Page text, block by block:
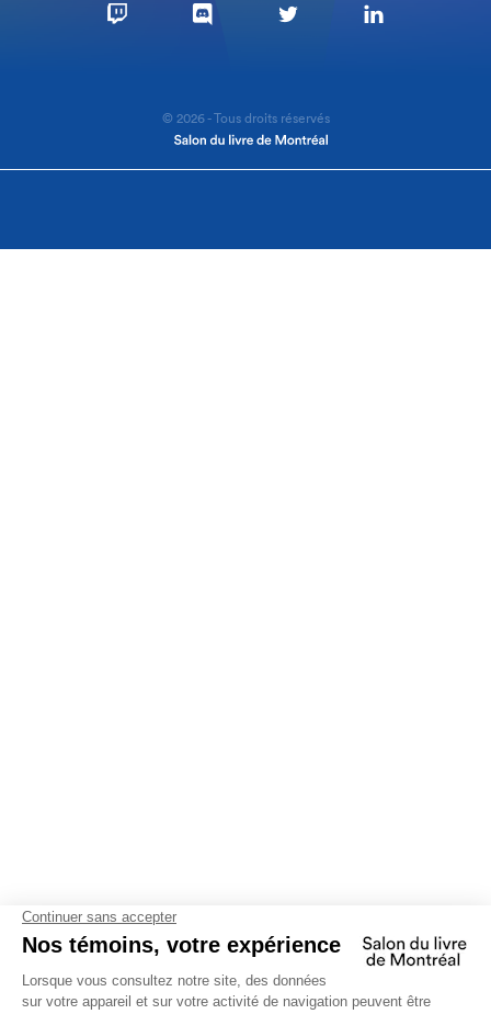
© 2026 - Tous droits réservés